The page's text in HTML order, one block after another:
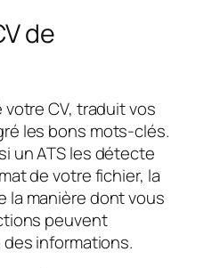
de
CV, traduit vos
les bons mots-clés.
un ATS les détecte
de votre fichier, la
la manière dont vous
peuvent
informations.